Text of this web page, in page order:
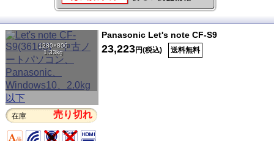
1280×800
1.33kg
在庫 売り切れ
Panasonic Let's note CF-S9
23,223円(税込) 送料無料